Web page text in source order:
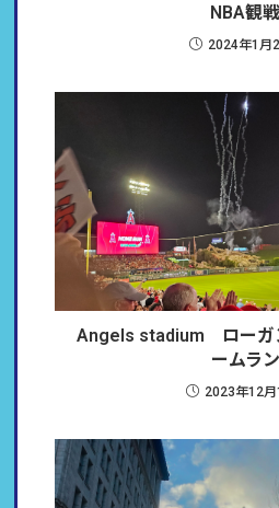
NBA観戦
2024年1月
Angels stadium ローガ
ームラン
2023年12月